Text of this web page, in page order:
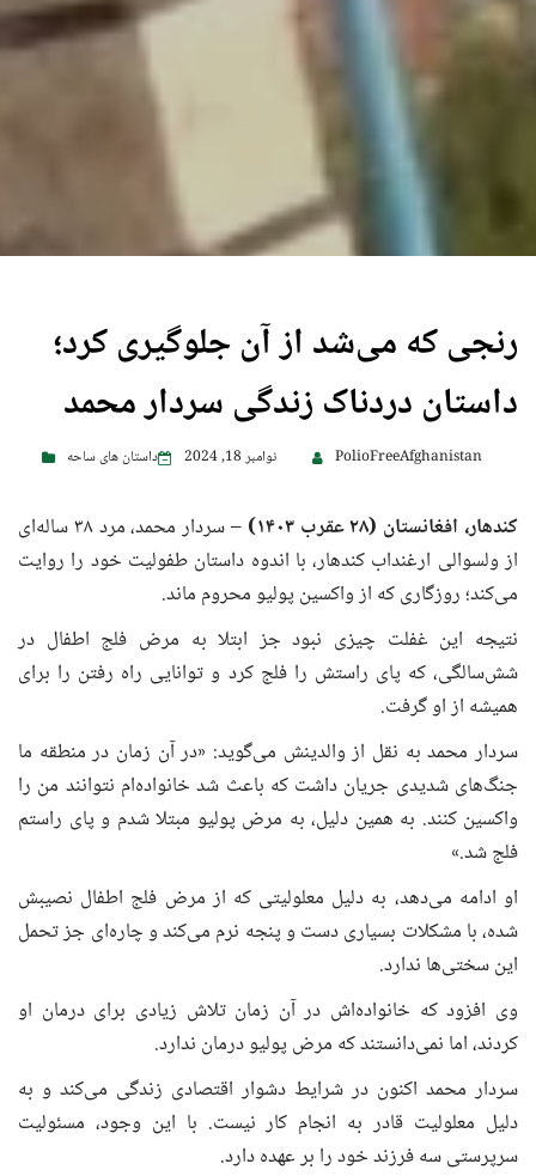
رنجی که می‌شد از آن جلوگیری کرد؛
داستان دردناک زندگی سردار محمد
PolioFreeAfghanistan نوامبر 18, 2024 داستان های ساحه
کندهار، افغانستان (۲۸ عقرب ۱۴۰۳)
– سردار محمد، مرد ۳۸ ساله‌ای
از ولسوالی ارغنداب کندهار، با اندوه داستان طفولیت خود را روایت
می‌کند؛ روزگاری که از واکسین پولیو محروم ماند.
نتیجه این غفلت چیزی نبود جز ابتلا به مرض فلج اطفال در
شش‌سالگی، که پای راستش را فلج کرد و توانایی راه رفتن را برای
همیشه از او گرفت.
سردار محمد به نقل از والدینش می‌گوید: «در آن زمان در منطقه ما
جنگ‌های شدیدی جریان داشت که باعث شد خانواده‌ام نتوانند من را
واکسین کنند. به همین دلیل، به مرض پولیو مبتلا شدم و پای راستم
فلج شد.»
او ادامه می‌دهد، به دلیل معلولیتی که از مرض فلج اطفال نصیبش
شده، با مشکلات بسیاری دست و پنجه نرم می‌کند و چاره‌ای جز تحمل
این سختی‌ها ندارد.
وی افزود که خانواده‌اش در آن زمان تلاش زیادی برای درمان او
کردند، اما نمی‌دانستند که مرض پولیو درمان ندارد.
سردار محمد اکنون در شرایط دشوار اقتصادی زندگی می‌کند و به
دلیل معلولیت قادر به انجام کار نیست. با این وجود، مسئولیت
سرپرستی سه فرزند خود را بر عهده دارد.